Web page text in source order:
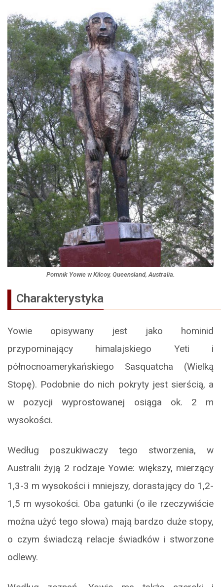
Pomnik Yowie w Kilcoy, Queensland, Australia.
Charakterystyka
Yowie opisywany jest jako hominid
przypominający himalajskiego Yeti i
północnoamerykańskiego Sasquatcha (Wielką
Stopę). Podobnie do nich pokryty jest sierścią, a
w pozycji wyprostowanej osiąga ok. 2 m
wysokości.
Według poszukiwaczy tego stworzenia, w
Australii żyją 2 rodzaje Yowie: większy, mierzący
1,3-3 m wysokości i mniejszy, dorastający do 1,2-
1,5 m wysokości. Oba gatunki (o ile rzeczywiście
można użyć tego słowa) mają bardzo duże stopy,
o czym świadczą relacje świadków i stworzone
odlewy.